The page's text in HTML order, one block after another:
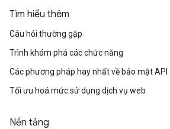
Tìm hiểu thêm
Câu hỏi thường gặp
Trình khám phá các chức năng
Các phương pháp hay nhất về bảo mật API
Tối ưu hoá mức sử dụng dịch vụ web
Nền tảng